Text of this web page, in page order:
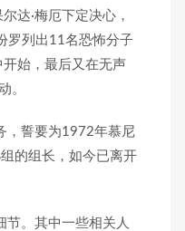
达·梅厄下定决心，
罗列出11名恐怖分子
始，最后又在无声
。
，誓要为1972年慕尼
的组长，如今已离开
节。其中一些相关人